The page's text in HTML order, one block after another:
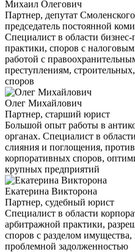
Михаил Олегович
Партнер, депутат
председатель постоянной
Специалист в области бизнес-
практики, споров с
работой с
преступлениям,
споров
Олег Михайлович
Партнер, старший юрист
Большой опыт работы в
органах. Специалист в
слияния и поглощения,
корпоративных споров,
крупных предприятий
Екатерина Викторона
Партнер, судебный юрист
Специалист в области
арбитражной практики,
споров с разделом имущества,
проблемной задолженностью